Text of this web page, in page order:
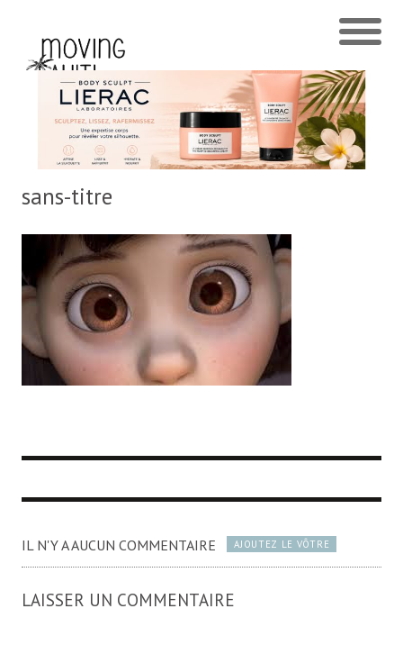
sans-titre
IL N'Y A AUCUN COMMENTAIRE AJOUTEZ LE VÔTRE
LAISSER UN COMMENTAIRE